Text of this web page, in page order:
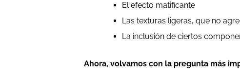
El efecto matificante
Las texturas ligeras, que no
La inclusión de ciertos
Ahora, volvamos con la pregunta más